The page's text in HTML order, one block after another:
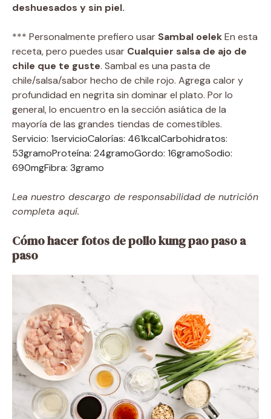
deshuesados ​​y sin piel.
*** Personalmente prefiero usar Sambal oelekEn esta
receta, pero puedes usar Cualquier salsa de ajo de
chile que te guste. Sambal es una pasta de
chile/salsa/sabor hecho de chile rojo. Agrega calor y
profundidad en negrita sin dominar el plato. Por lo
general, lo encuentro en la sección asiática de la
mayoría de las grandes tiendas de comestibles.
Servicio: 1servicioCalorías: 461kcalCarbohidratos:
53gramoProteína: 24gramoGordo: 16gramoSodio:
690mgFibra: 3gramo
Lea nuestro descargo de responsabilidad de nutrición
completa aquí.
Cómo hacer fotos de pollo kung pao paso a
paso